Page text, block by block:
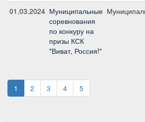
01.03.2024 Муниципальные
соревнования
по конкуру на
призы КСК
"Виват, Россия!"
1 2 3 4 5